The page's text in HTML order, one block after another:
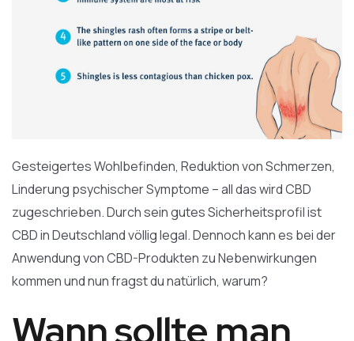
Gesteigertes Wohlbefinden, Reduktion von Schmerzen,
Linderung psychischer Symptome – all das wird CBD
zugeschrieben. Durch sein gutes Sicherheitsprofil ist
CBD in Deutschland völlig legal. Dennoch kann es bei der
Anwendung von CBD-Produkten zu Nebenwirkungen
kommen und nun fragst du natürlich, warum?
Wann sollte man